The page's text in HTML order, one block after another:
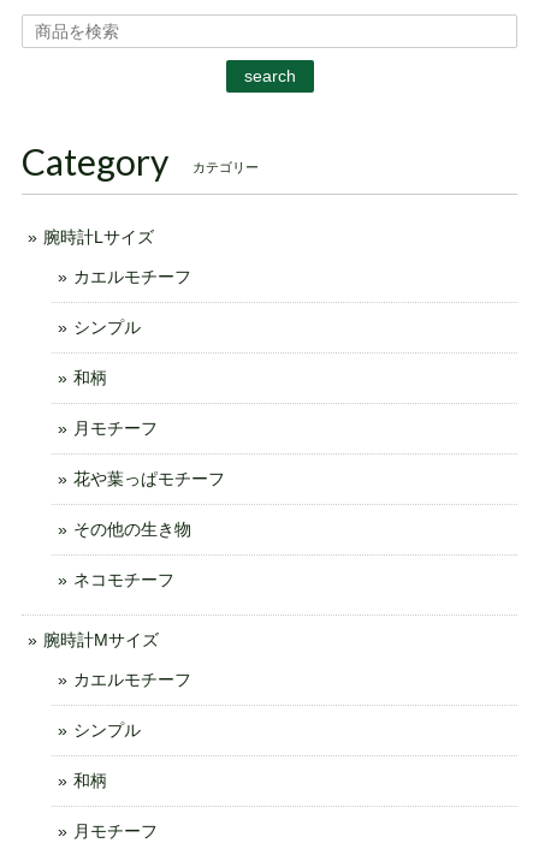
search
Category カテゴリー
腕時計Lサイズ
カエルモチーフ
シンプル
和柄
月モチーフ
花や葉っぱモチーフ
その他の生き物
ネコモチーフ
腕時計Mサイズ
カエルモチーフ
シンプル
和柄
月モチーフ